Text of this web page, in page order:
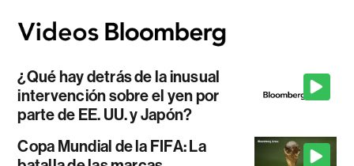
¿Qué hay detrás de la inusual
intervención sobre el yen por
parte de EE. UU. y Japón?
Copa Mundial de la FIFA: La